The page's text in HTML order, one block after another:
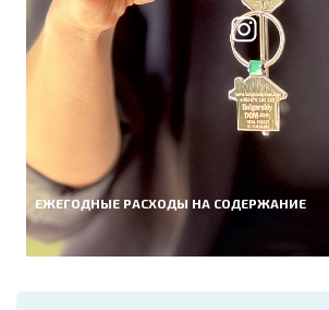
ЕЖЕГОДНЫЕ РАСХОДЫ НА СОДЕРЖАНИЕ